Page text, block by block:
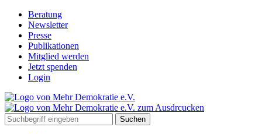
Beratung
Newsletter
Presse
Publikationen
Mitglied werden
Jetzt spenden
Login
Suchen